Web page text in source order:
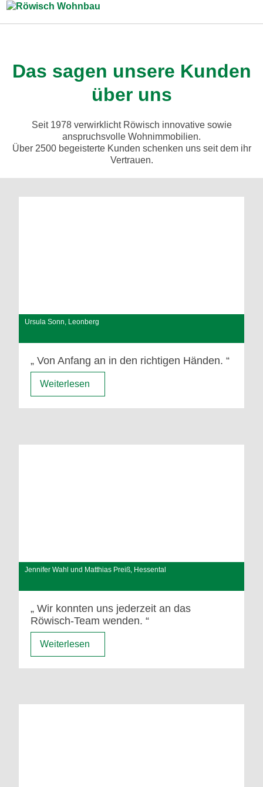
Zum Inhalt springen
Das sagen unsere Kunden
über uns
Seit 1978 verwirklicht Röwisch innovative sowie
anspruchsvolle Wohnimmobilien.
Über 2500 begeisterte Kunden schenken uns seit dem ihr
Vertrauen.
Ursula Sonn, Leonberg
Von Anfang an in den richtigen Händen.
Weiterlesen
Jennifer Wahl und Matthias Preiß, Hessental
Wir konnten uns jederzeit an das
Röwisch-Team wenden.
Weiterlesen